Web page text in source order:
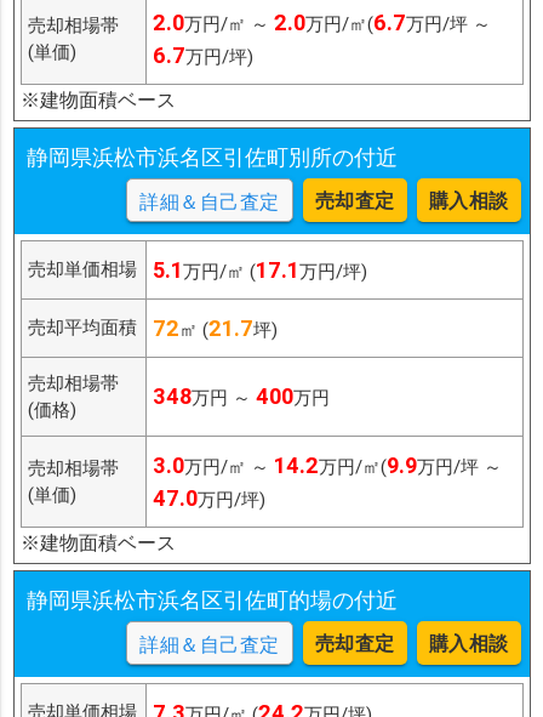
売却相場帯
(単価)
2.0万円/㎡ ～ 2.0万円/㎡(6.7万円/坪 ～
6.7万円/坪)
※建物面積ベース
静岡県浜松市浜名区引佐町別所の付近
詳細＆自己査定 売却査定 購入相談
売却単価相場 5.1万円/㎡ (17.1万円/坪)
売却平均面積 72㎡ (21.7坪)
売却相場帯
(価格)
348万円 ～ 400万円
売却相場帯
(単価)
3.0万円/㎡ ～ 14.2万円/㎡(9.9万円/坪 ～
47.0万円/坪)
※建物面積ベース
静岡県浜松市浜名区引佐町的場の付近
詳細＆自己査定 売却査定 購入相談
売却単価相場